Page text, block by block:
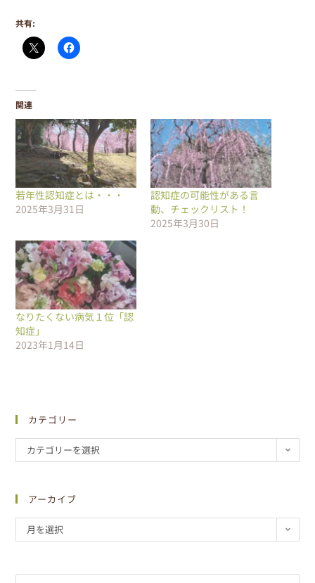
共有:
関連
若年性認知症とは・・・
2025年3月31日
認知症の可能性がある言
動、チェックリスト！
2025年3月30日
なりたくない病気１位「認
知症」
2023年1月14日
カテゴリー
カテゴリーを選択
アーカイブ
月を選択